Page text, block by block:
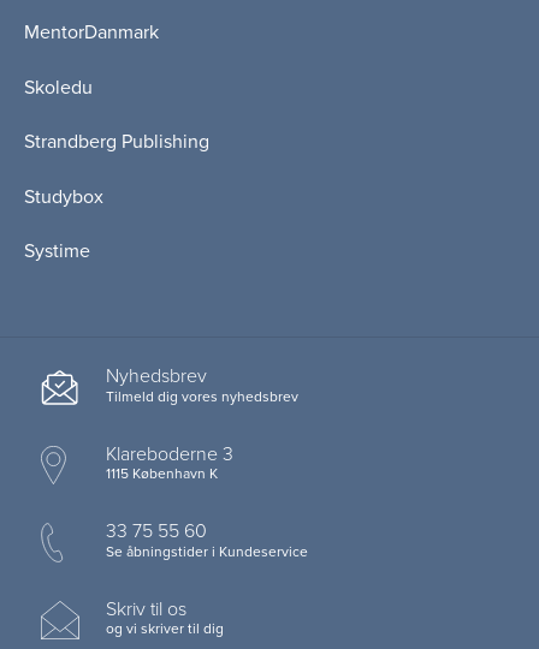
MentorDanmark
Skoledu
Strandberg Publishing
Studybox
Systime
Nyhedsbrev
Tilmeld dig vores nyhedsbrev
Klareboderne 3
1115 København K
33 75 55 60
Se åbningstider i Kundeservice
Skriv til os
og vi skriver til dig